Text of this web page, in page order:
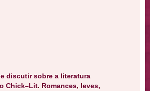
discutir sobre a literatura
Chick–Lit. Romances, leves,